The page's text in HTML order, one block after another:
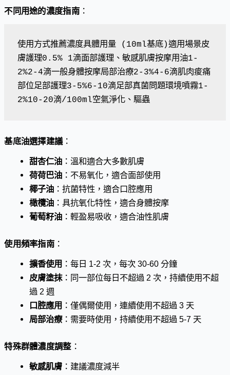
不同用途的濃度指南：
使用方式推薦濃度具體用量 (10ml基底)適用場景皮
膚護理0.5% 1滴面部護理、敏感肌膚按摩用油1-
2%2-4滴一般身體按摩局部治療2-3%4-6滴肌肉痠痛
部位足部護理3-5%6-10滴足部真菌問題環境噴霧1-
2%10-20滴/100ml空氣淨化、驅蟲
基底油選擇建議：
甜杏仁油 ：溫和適合大多數肌膚
荷荷巴油 ：不易氧化，適合面部使用
椰子油 ：抗菌特性，適合口腔應用
橄欖油 ：具抗氧化特性，適合身體按摩
葡萄籽油 ：輕盈易吸收，適合油性肌膚
使用頻率指南 ：
擴香使用 ：每日 1-2 次，每次 30-60 分鐘
皮膚塗抹：同一部位每日不超過 2 次，持續使用不超
過 2 週
口腔應用 ：僅偶爾使用，連續使用不超過 3 天
局部治療：需要時使用，持續使用不超過 5-7 天
特殊群體濃度調整：
敏感肌膚 ：建議濃度減半